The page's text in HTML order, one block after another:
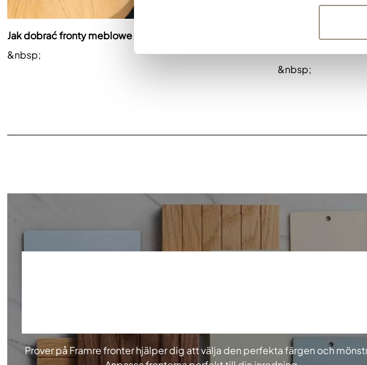
Jak dobrać fronty meblowe do stylu klasycznego?
&nbsp;
Jak dobrać fronty
&nbsp;
Prover på Framre fronter hjälper dig att välja den perfekta färgen och